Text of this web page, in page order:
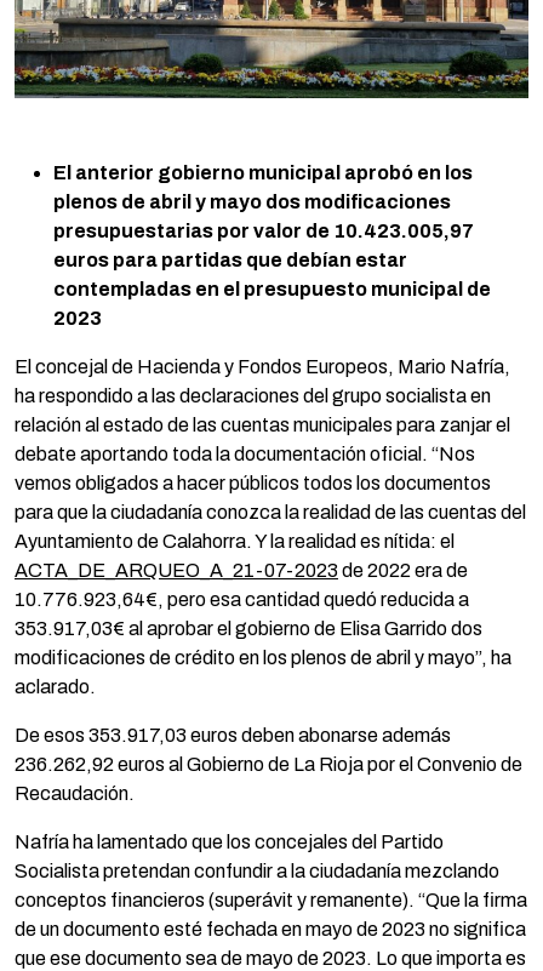
El anterior gobierno municipal aprobó en los
plenos de abril y mayo dos modificaciones
presupuestarias por valor de 10.423.005,97
euros para partidas que debían estar
contempladas en el presupuesto municipal de
2023
El concejal de Hacienda y Fondos Europeos, Mario Nafría,
ha respondido a las declaraciones del grupo socialista en
relación al estado de las cuentas municipales para zanjar el
debate aportando toda la documentación oficial. “Nos
vemos obligados a hacer públicos todos los documentos
para que la ciudadanía conozca la realidad de las cuentas del
Ayuntamiento de Calahorra. Y la realidad es nítida: el
ACTA_DE_ARQUEO_A_21-07-2023 de 2022 era de
10.776.923,64€, pero esa cantidad quedó reducida a
353.917,03€ al aprobar el gobierno de Elisa Garrido dos
modificaciones de crédito en los plenos de abril y mayo”, ha
aclarado.
De esos 353.917,03 euros deben abonarse además
236.262,92 euros al Gobierno de La Rioja por el Convenio de
Recaudación.
Nafría ha lamentado que los concejales del Partido
Socialista pretendan confundir a la ciudadanía mezclando
conceptos financieros (superávit y remanente). “Que la firma
de un documento esté fechada en mayo de 2023 no significa
que ese documento sea de mayo de 2023. Lo que importa es